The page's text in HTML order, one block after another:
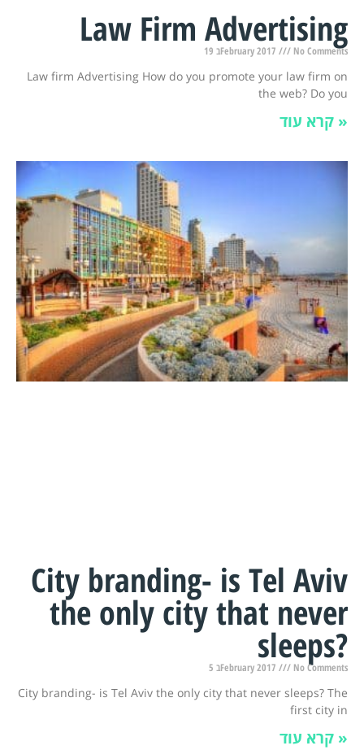
Law Firm Advertising
19 בFebruary 2017 No Comments
Law firm Advertising How do you promote your law firm on
the web? Do you
קרא עוד »
City branding- is Tel Aviv
the only city that never
sleeps?
5 בFebruary 2017 No Comments
City branding- is Tel Aviv the only city that never sleeps? The
first city in
קרא עוד »